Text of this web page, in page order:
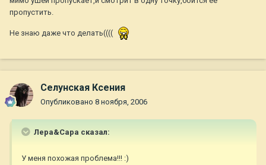
пропустить.
Не знаю даже что делать((((
Селунская Ксения
Опубликовано 8 ноября, 2006
Лера&Сара сказал:
У меня похожая проблема!!! :)